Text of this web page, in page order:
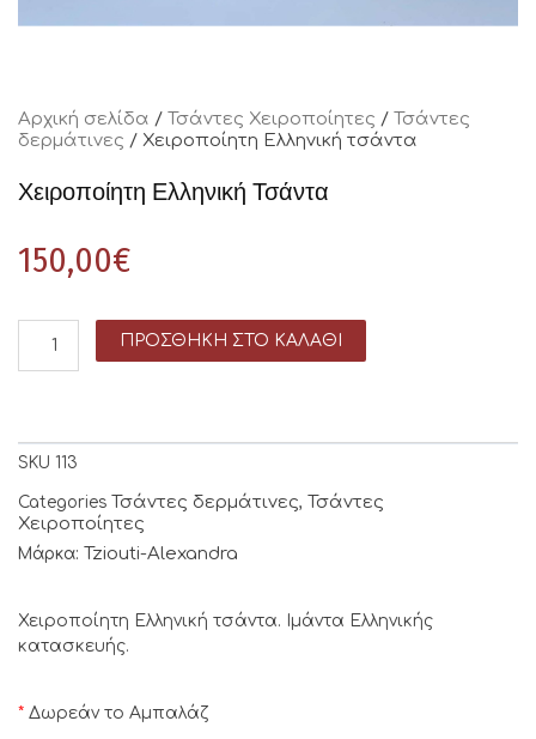
Αρχική σελίδα / Τσάντες Χειροποίητες / Τσάντες
δερμάτινες / Χειροποίητη Ελληνική τσάντα
Χειροποίητη Ελληνική Τσάντα
150,00€
ΠΡΟΣΘΉΚΗ ΣΤΟ ΚΑΛΆΘΙ
SKU 113
Categories Τσάντες δερμάτινες, Τσάντες
Χειροποίητες
Μάρκα: Tziouti-Alexandra
Χειροποίητη Ελληνική τσάντα. Ιμάντα Ελληνικής
κατασκευής.
* Δωρεάν το Αμπαλάζ